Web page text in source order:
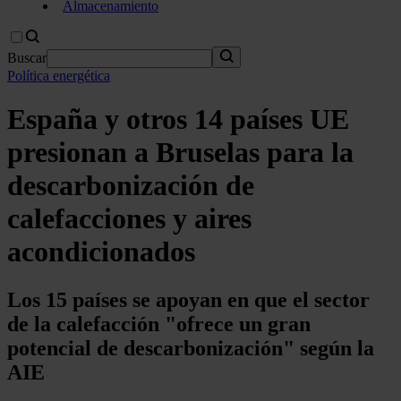
Almacenamiento
Buscar
Política energética
España y otros 14 países UE
presionan a Bruselas para la
descarbonización de
calefacciones y aires
acondicionados
Los 15 países se apoyan en que el sector
de la calefacción "ofrece un gran
potencial de descarbonización" según la
AIE